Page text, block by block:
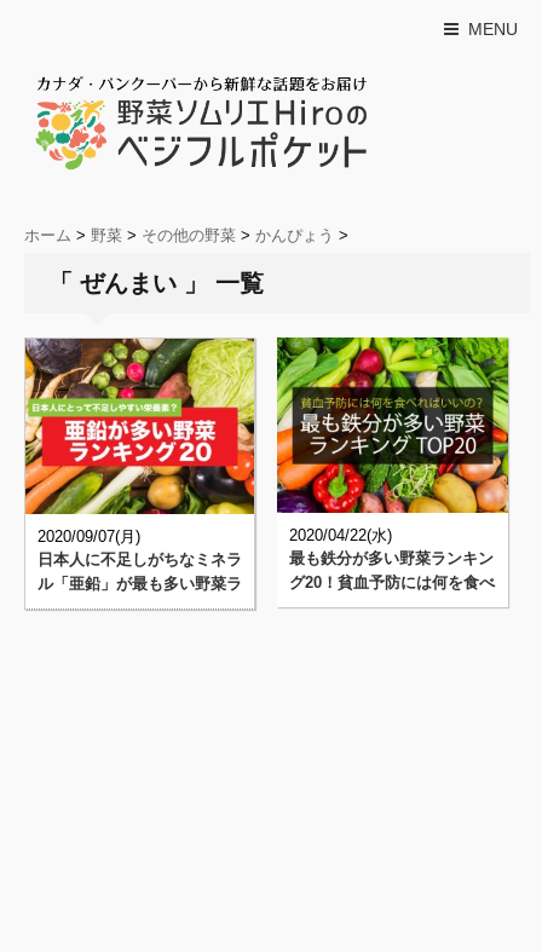
MENU
ホーム > 野菜 > その他の野菜 > かんぴょう >
「 ぜんまい 」 一覧
2020/09/07(月)
日本人に不足しがちなミネラ
ル「亜鉛」が最も多い野菜ラ
ンキング20
2020/04/22(水)
最も鉄分が多い野菜ランキン
グ20！貧血予防には何を食べ
ればいいの？